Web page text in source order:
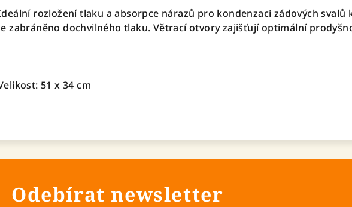
rozložení tlaku a absorpce nárazů pro kondenzaci zádových svalů
zabráněno dochvilného tlaku. Větrací otvory zajišťují optimální
51 x 34 cm
Odebírat newsletter